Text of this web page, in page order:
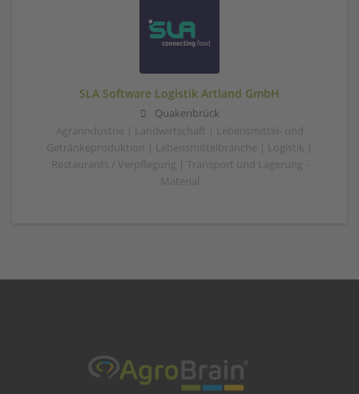
SLA Software Logistik Artland GmbH
Quakenbrück
Agrarindustrie | Landwirtschaft | Lebensmittel- und
Getränkeproduktion | Lebensmittelbranche | Logistik |
Restaurants / Verpflegung | Transport und Lagerung -
Material